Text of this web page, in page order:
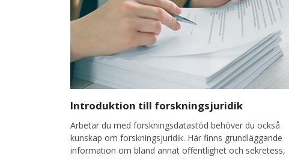
Introduktion till forskningsjuridik
Arbetar du med forskningsdatastöd behöver du också
kunskap om forskningsjuridik. Här finns grundläggande
information om bland annat offentlighet och sekretess,